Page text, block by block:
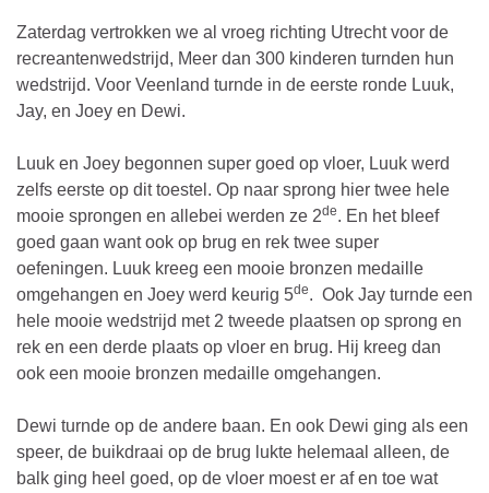
Zaterdag vertrokken we al vroeg richting Utrecht voor de
recreantenwedstrijd, Meer dan 300 kinderen turnden hun
wedstrijd. Voor Veenland turnde in de eerste ronde Luuk,
Jay, en Joey en Dewi.
Luuk en Joey begonnen super goed op vloer, Luuk werd
zelfs eerste op dit toestel. Op naar sprong hier twee hele
mooie sprongen en allebei werden ze 2de. En het bleef
goed gaan want ook op brug en rek twee super
oefeningen. Luuk kreeg een mooie bronzen medaille
omgehangen en Joey werd keurig 5de. Ook Jay turnde een
hele mooie wedstrijd met 2 tweede plaatsen op sprong en
rek en een derde plaats op vloer en brug. Hij kreeg dan
ook een mooie bronzen medaille omgehangen.
Dewi turnde op de andere baan. En ook Dewi ging als een
speer, de buikdraai op de brug lukte helemaal alleen, de
balk ging heel goed, op de vloer moest er af en toe wat